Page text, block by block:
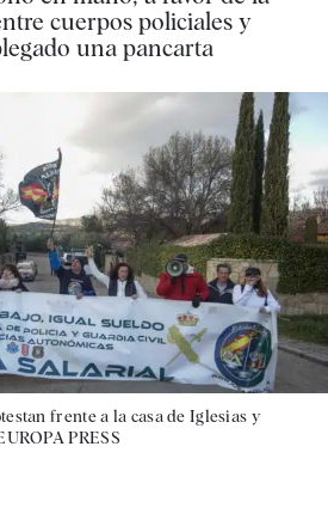
cuerpos policiales y
una pancarta
frente a la casa de Iglesias y
PRESS